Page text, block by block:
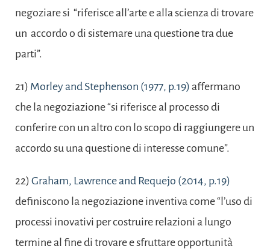
negoziare si “riferisce all’arte e alla scienza di trovare
un accordo o di sistemare una questione tra due
parti”.
21) Morley and Stephenson (1977, p.19) affermano
che la negoziazione “si riferisce al processo di
conferire con un altro con lo scopo di raggiungere un
accordo su una questione di interesse comune”.
22) Graham, Lawrence and Requejo (2014, p.19)
definiscono la negoziazione inventiva come “l’uso di
processi inovativi per costruire relazioni a lungo
termine al fine di trovare e sfruttare opportunità